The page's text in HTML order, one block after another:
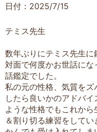
日付：2025/7/15
テミス先生
数年ぶりにテミス先生
対面で何度かお世話に
話鑑定でした。
私の元の性格、気質を
したら良いかのアドバ
ような性格でもこれか
＆割り切る練習をして